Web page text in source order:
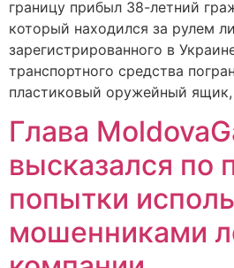
границу прибыл 38-летний
который находился за рулем
зарегистрированного в
транспортного средства
пластиковый оружейный
Глава
высказался по
попытки
мошенниками